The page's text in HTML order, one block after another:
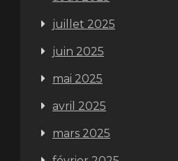
juillet 2025
juin 2025
mai 2025
avril 2025
mars 2025